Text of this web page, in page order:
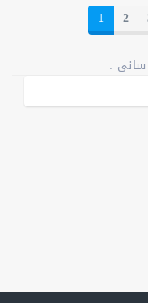
1 2
سانى :